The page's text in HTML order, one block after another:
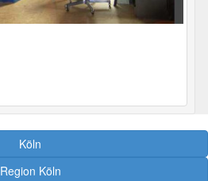
Köln
Region Köln